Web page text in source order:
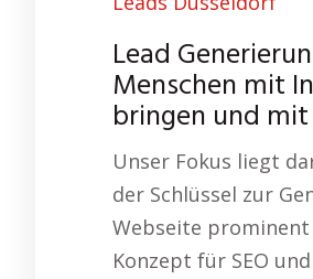
Lead
Menschen mit
bringen und
Unser Fokus liegt
der Schlüssel zur
Webseite
Konzept für SEO